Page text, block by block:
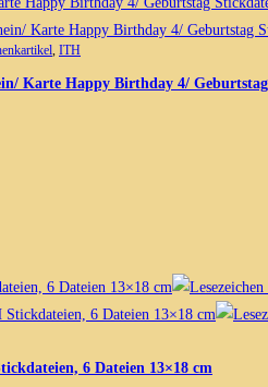
, ITH
Karte Happy Birthday 4/
6 Dateien 13×18 cm